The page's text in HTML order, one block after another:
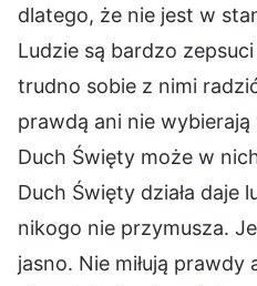
dlatego, że nie jest w
Ludzie są bardzo
trudno sobie z nimi
prawdą ani nie wybierają
Duch Święty może w
Duch Święty działa daje
nikogo nie przymusza.
jasno. Nie miłują prawdy